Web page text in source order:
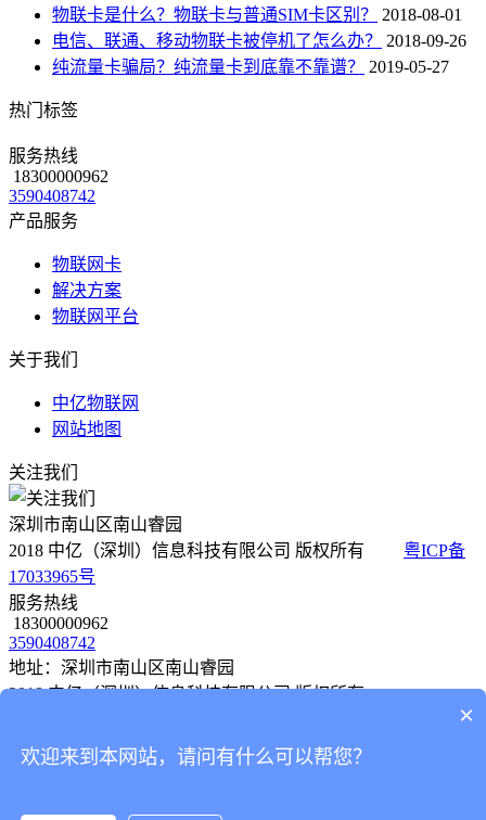
物联卡是什么？物联卡与普通SIM卡区别？
2018-08-01
电信、联通、移动物联卡被停机了怎么办？
2018-09-26
纯流量卡骗局？纯流量卡到底靠不靠谱？
2019-05-27
热门标签
服务热线
18300000962
3590408742
产品服务
物联网卡
解决方案
物联网平台
关于我们
中亿物联网
网站地图
关注我们
深圳市南山区南山睿园
2018 中亿（深圳）信息科技有限公司 版权所有 粤ICP备
17033965号
服务热线
18300000962
3590408742
地址：深圳市南山区南山睿园
2018 中亿（深圳）信息科技有限公司 版权所有
物联网卡 解决方案
×
欢迎来到本网站，请问有什么可以帮您？